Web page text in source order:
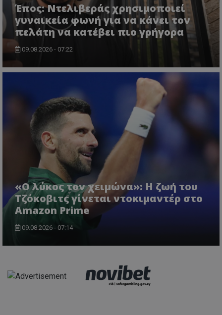
Έπος: Ντελιβεράς χρησιμοποιεί
γυναικεία φωνή για να κάνει τον
πελάτη να κατέβει πιο γρήγορα
09.08.2026 - 07:22
«Ο λύκος τον χειμώνα»: Η ζωή του
Τζόκοβιτς γίνεται ντοκιμαντέρ στο
Amazon Prime
09.08.2026 - 07:14